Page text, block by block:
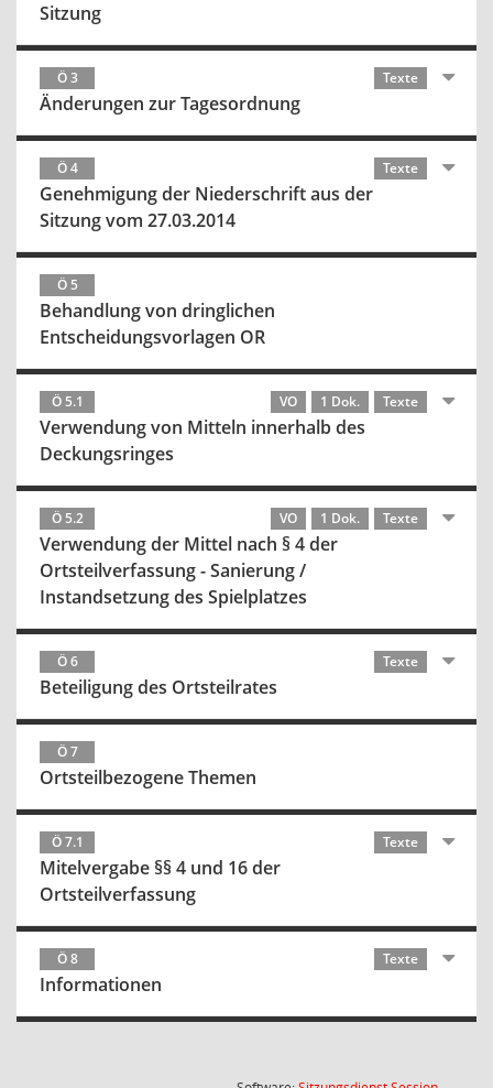
Sitzung
Ö 3 Texte
Änderungen zur Tagesordnung
Ö 4 Texte
Genehmigung der Niederschrift aus der
Sitzung vom 27.03.2014
Ö 5
Behandlung von dringlichen
Entscheidungsvorlagen OR
Ö 5.1 VO 1 Dok. Texte
Verwendung von Mitteln innerhalb des
Deckungsringes
Ö 5.2 VO 1 Dok. Texte
Verwendung der Mittel nach § 4 der
Ortsteilverfassung - Sanierung /
Instandsetzung des Spielplatzes
Ö 6 Texte
Beteiligung des Ortsteilrates
Ö 7
Ortsteilbezogene Themen
Ö 7.1 Texte
Mitelvergabe §§ 4 und 16 der
Ortsteilverfassung
Ö 8 Texte
Informationen